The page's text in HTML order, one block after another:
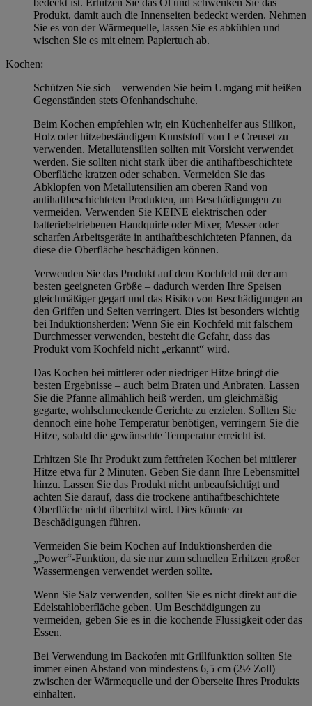
Produkt, damit auch die Innenseiten bedeckt werden. Nehmen
Sie es von der Wärmequelle, lassen Sie es abkühlen und
wischen Sie es mit einem Papiertuch ab.
Kochen:
Schützen Sie sich – verwenden Sie beim Umgang mit heißen
Gegenständen stets Ofenhandschuhe.
Beim Kochen empfehlen wir, ein Küchenhelfer aus Silikon,
Holz oder hitzebeständigem Kunststoff von Le Creuset zu
verwenden. Metallutensilien sollten mit Vorsicht verwendet
werden. Sie sollten nicht stark über die antihaftbeschichtete
Oberfläche kratzen oder schaben. Vermeiden Sie das
Abklopfen von Metallutensilien am oberen Rand von
antihaftbeschichteten Produkten, um Beschädigungen zu
vermeiden. Verwenden Sie KEINE elektrischen oder
batteriebetriebenen Handquirle oder Mixer, Messer oder
scharfen Arbeitsgeräte in antihaftbeschichteten Pfannen, da
diese die Oberfläche beschädigen können.
Verwenden Sie das Produkt auf dem Kochfeld mit der am
besten geeigneten Größe – dadurch werden Ihre Speisen
gleichmäßiger gegart und das Risiko von Beschädigungen an
den Griffen und Seiten verringert. Dies ist besonders wichtig
bei Induktionsherden: Wenn Sie ein Kochfeld mit falschem
Durchmesser verwenden, besteht die Gefahr, dass das
Produkt vom Kochfeld nicht „erkannt“ wird.
Das Kochen bei mittlerer oder niedriger Hitze bringt die
besten Ergebnisse – auch beim Braten und Anbraten. Lassen
Sie die Pfanne allmählich heiß werden, um gleichmäßig
gegarte, wohlschmeckende Gerichte zu erzielen. Sollten Sie
dennoch eine hohe Temperatur benötigen, verringern Sie die
Hitze, sobald die gewünschte Temperatur erreicht ist.
Erhitzen Sie Ihr Produkt zum fettfreien Kochen bei mittlerer
Hitze etwa für 2 Minuten. Geben Sie dann Ihre Lebensmittel
hinzu. Lassen Sie das Produkt nicht unbeaufsichtigt und
achten Sie darauf, dass die trockene antihaftbeschichtete
Oberfläche nicht überhitzt wird. Dies könnte zu
Beschädigungen führen.
Vermeiden Sie beim Kochen auf Induktionsherden die
„Power“-Funktion, da sie nur zum schnellen Erhitzen großer
Wassermengen verwendet werden sollte.
Wenn Sie Salz verwenden, sollten Sie es nicht direkt auf die
Edelstahloberfläche geben. Um Beschädigungen zu
vermeiden, geben Sie es in die kochende Flüssigkeit oder das
Essen.
Bei Verwendung im Backofen mit Grillfunktion sollten Sie
immer einen Abstand von mindestens 6,5 cm (2½ Zoll)
zwischen der Wärmequelle und der Oberseite Ihres Produkts
einhalten.